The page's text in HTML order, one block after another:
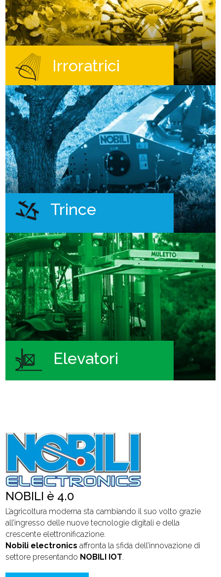
Irroratrici
Trince
Elevatori
NOBILI è 4.0
L’agricoltura moderna sta cambiando il suo volto grazie
all’ingresso delle nuove tecnologie digitali e della
crescente elettronificazione.
Nobili electronics affronta la sfida dell’innovazione di
settore presentando NOBILI IOT.